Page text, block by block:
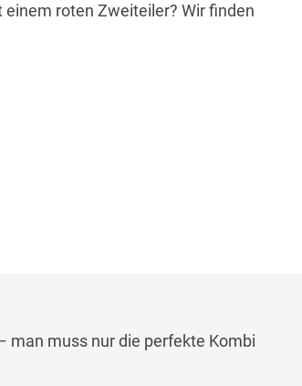
einem roten Zweiteiler? Wir finden
man muss nur die perfekte Kombi